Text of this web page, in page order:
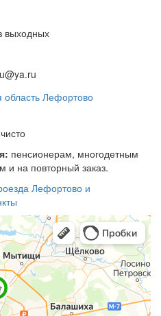
выходных
область Лефортово
пенсионерам, многодетным
и на повторный заказ.
Лефортово и